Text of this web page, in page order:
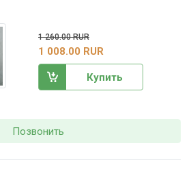
1 260.00 RUR
1 008.00 RUR
Купить
Позвонить